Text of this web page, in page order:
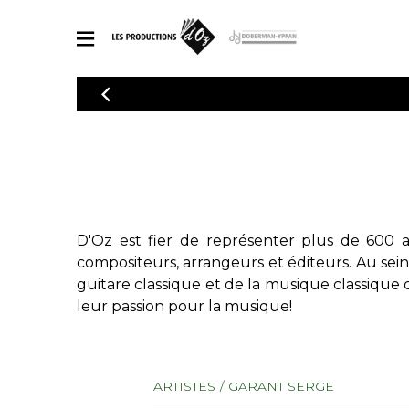
CATALOGUE
PARTITIONS POUR GUITARE
PARTITIONS POUR AUTRES INSTRUMENTS
arrangements de qualité.
3
4
5
D'Oz est fier de représenter plus de 600
compositeurs, arrangeurs et éditeurs. Au
guitare classique et de la musique
leur passion pour la musique!
ARTISTES GARANT SERGE